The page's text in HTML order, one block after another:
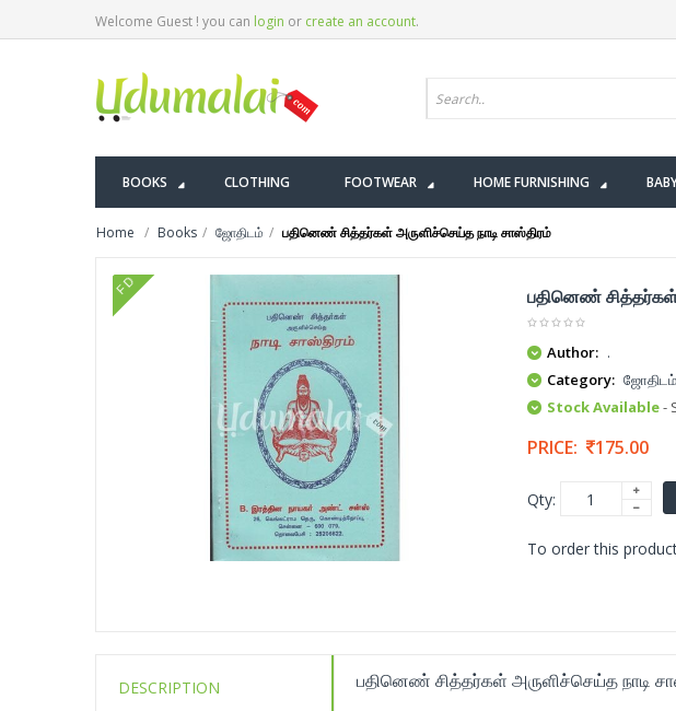
Welcome Guest ! you can login or create an account.
BOOKS CLOTHING FOOTWEAR HOME FURNISHING
Home Books ஜோதிடம் பதினெண் சித்தர்கள் அருளிச்செய்த நாடி சாஸ்திரம்
FD பதினெண் சித்தர்கள்
Author: .
Category: ஜோதிடம்
Stock Available-
PRICE: 175.00
Qty:
To order this
DESCRIPTION பதினெண் சித்தர்கள் அருளிச்செய்த நாடி